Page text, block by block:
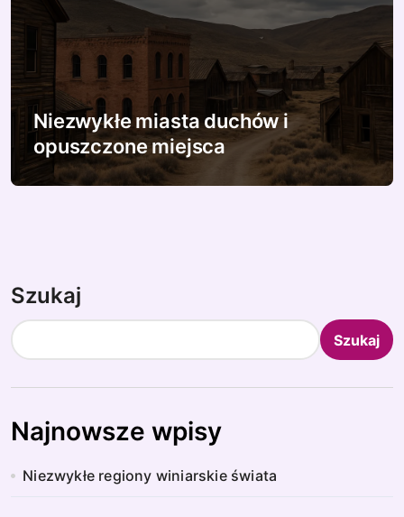
Niezwykłe miasta duchów i
opuszczone miejsca
Szukaj
Szukaj
Najnowsze wpisy
Niezwykłe regiony winiarskie świata